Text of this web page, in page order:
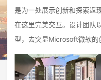
是为一处展示创新和探索返
在这里完美交互。设计团队
型，去突显Microsoft微软的